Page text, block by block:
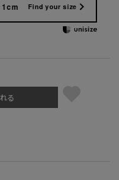
Find your size
る